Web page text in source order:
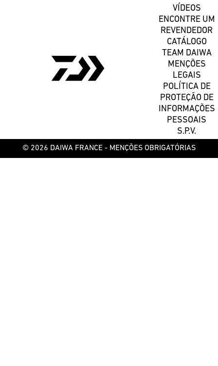
VÍDEOS
ENCONTRE UM
REVENDEDOR
CATÁLOGO
TEAM DAIWA
MENÇÕES
LEGAIS
POLÍTICA DE
PROTEÇÃO DE
INFORMAÇÕES
PESSOAIS
S.P.V.
© 2026 DAIWA FRANCE - MENÇÕES OBRIGATÓRIAS